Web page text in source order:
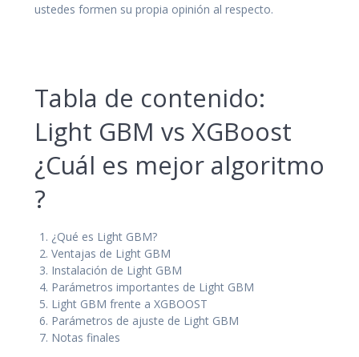
ustedes formen su propia opinión al respecto.
Tabla de contenido:
Light GBM vs XGBoost
¿Cuál es mejor algoritmo
?
¿Qué es Light GBM?
Ventajas de Light GBM
Instalación de Light GBM
Parámetros importantes de Light GBM
Light GBM frente a XGBOOST
Parámetros de ajuste de Light GBM
Notas finales